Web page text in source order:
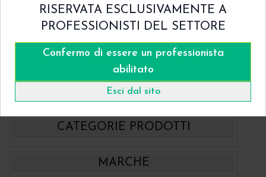
Home
Shop
Termini & Condizioni
Contatti
Catalogo
Home Catalogo
CATEGORIE PRODOTTI
- BBraun BiomaterialeMARCHE
RISERVATA ESCLUSIVAMENTE A
PROFESSIONISTI DEL SETTORE
Esci dal sito
Confermo di essere un professionista
abilitato